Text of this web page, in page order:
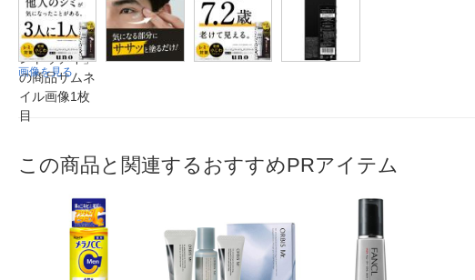
画像を見る
この商品と関連するおすすめPRアイテム